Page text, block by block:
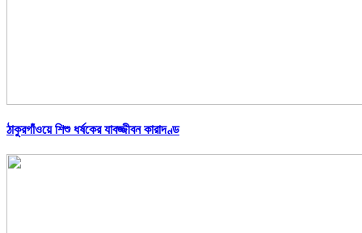
ঠাকুরগাঁওয়ে শিশু ধর্ষকের যাবজ্জীবন কারাদণ্ড